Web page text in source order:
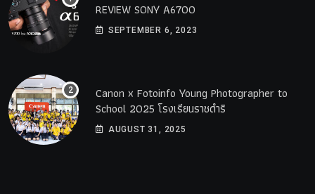
REVIEW SONY A6700
SEPTEMBER 6, 2023
Canon x Fotoinfo​ Young​ Photographer to
School 2025 โรงเรียนราชดำริ
AUGUST 31, 2025